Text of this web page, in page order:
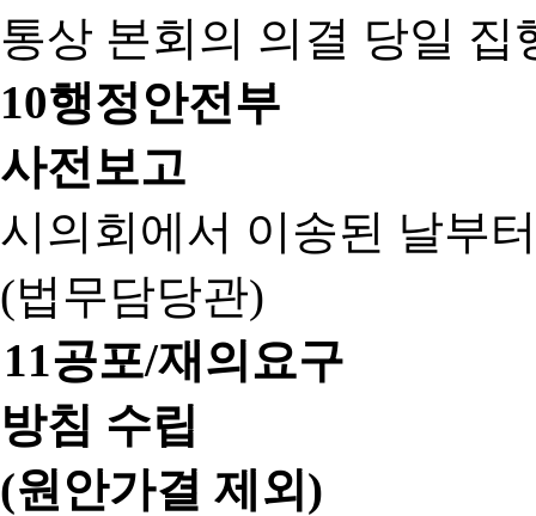
통상 본회의 의결 당일 집
10행정안전부
사전보고
시의회에서 이송된 날부
(법무담당관)
11공포/재의요구
방침 수립
(원안가결 제외)